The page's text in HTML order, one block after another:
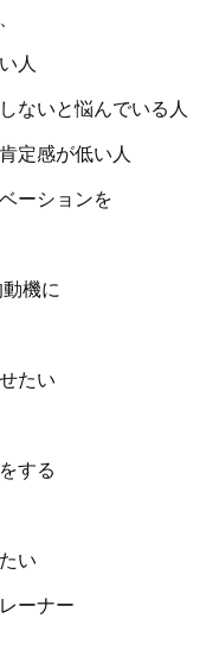
人
ないと悩んでいる人
定感が低い人
ーションを
機に
たい
する
い
ーナー